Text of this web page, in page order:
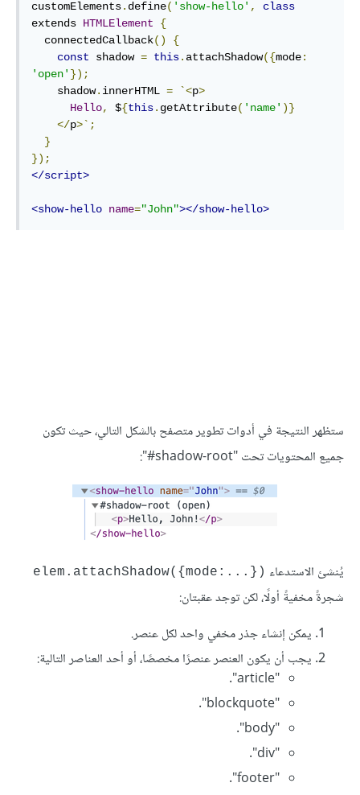
customElements. define( 'show-hello' ,
class
extends HTMLElement
{
  connectedCallback
()
{
const shadow = this. attachShadow({mode:
'open' });
    shadow
. innerHTML = `<p>
Hello, ${this. getAttribute( 'name' )}
</p>`;
}
});
</script>
<show-hello name="John"></show-hello>
ستظهر النتيجة في أدوات تطوير متصفح بالشكل التالي، حيث تكون
جميع المحتويات تحت "shadow-root#":
يُنشئ الاستدعاء ({...:elem.attachShadow({mode
شجرةً مخفيةً أولًا، لكن توجد عقبتان:
يمكن إنشاء جذر مخفي واحد لكل عنصر.
يجب أن يكون العنصر عنصرًا مخصصًا، أو أحد العناصر التالية:
"article".
"blockquote".
"body".
"div".
"footer".